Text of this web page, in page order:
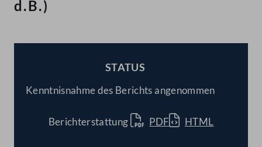
d.B.)
STATUS
Kenntnisnahme des Berichts angenommen
Berichterstattung PDF HTML